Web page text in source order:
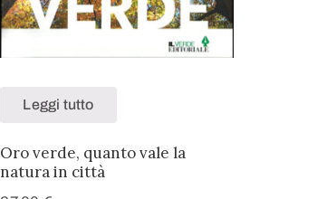
Leggi tutto
Oro verde, quanto vale la
natura in città